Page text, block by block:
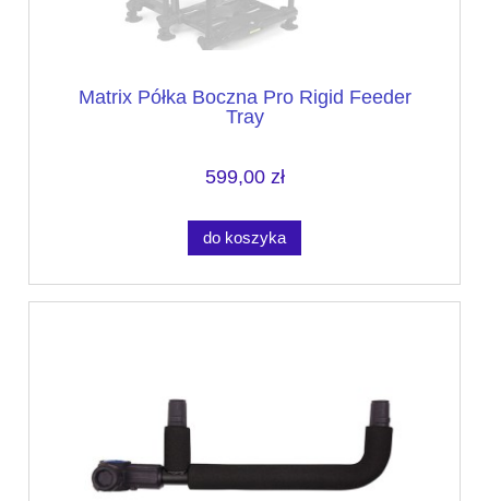
Matrix Półka Boczna Pro Rigid Feeder
Tray
599,00 zł
do koszyka